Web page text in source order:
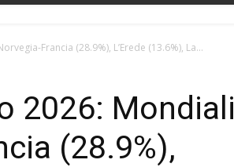
Francia (28.9%), L’Erede (13.6%), La...
2026: Mondiali
(28.9%),